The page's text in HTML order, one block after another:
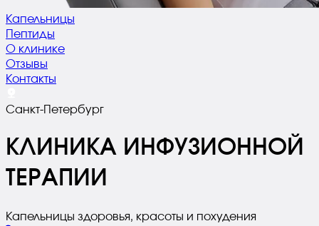
Капельницы
Пептиды
О клинике
Отзывы
Контакты
Санкт-Петербург
КЛИНИКА ИНФУЗИОННОЙ
ТЕРАПИИ
Капельницы здоровья, красоты и похудения